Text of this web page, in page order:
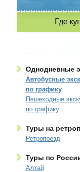
Где
Однодневные
Автобусные
по графику
Пешеходные
по графику
Туры на
Ретропоезд
Туры по
Алтай